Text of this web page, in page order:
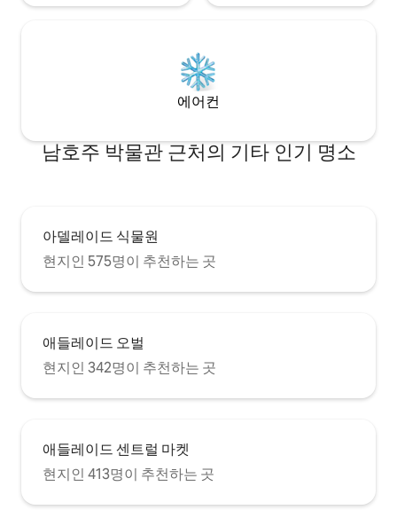
에어컨
남호주 박물관 근처의 기타 인기 명소
아델레이드 식물원
현지인 575명이 추천하는 곳
애들레이드 오벌
현지인 342명이 추천하는 곳
애들레이드 센트럴 마켓
현지인 413명이 추천하는 곳